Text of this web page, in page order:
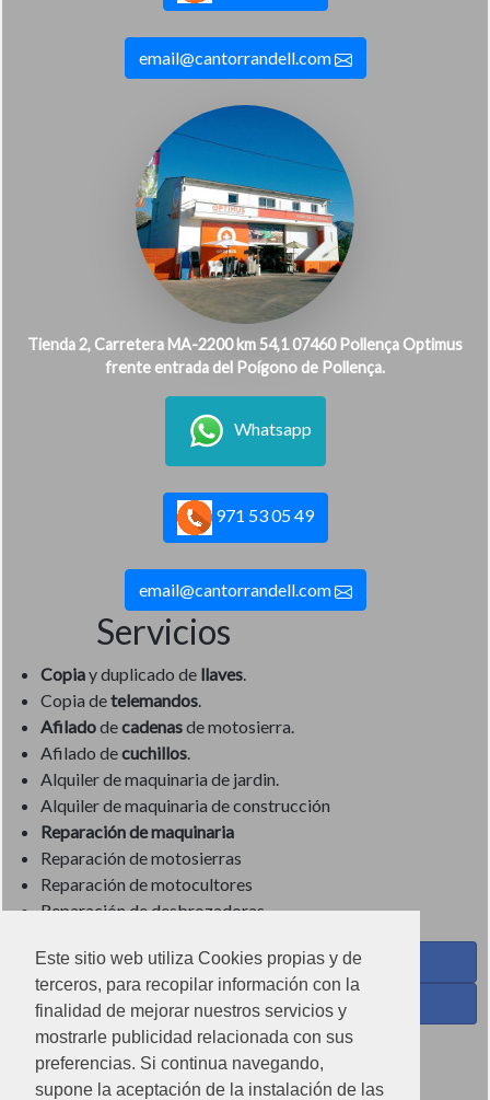
Este sitio web utiliza Cookies propias y de
terceros, para recopilar información con la
finalidad de mejorar nuestros servicios y
mostrarle publicidad relacionada con sus
preferencias. Si continua navegando,
supone la aceptación de la instalación de las
email@cantorrandell.com
Tienda 2, Carretera MA-2200 km 54,1 07460 Pollença Optimus
frente entrada del Poígono de Pollença.
Whatsapp
971 53 05 49
email@cantorrandell.com
Servicios
Copiay duplicado de llaves.
Copia detelemandos.
Afiladodecadenasde motosierra.
Afilado decuchillos.
Alquiler de maquinaria de jardin.
Alquiler de maquinaria de construcción
Reparación de maquinaria
Reparación de motosierras
Reparación de motocultores
Reparación de desbrozadoras
Coses de Cuina - Menaje y hogar en Facebook
Ferreteria Torrandell en Facebook
Coses de Cuina en Instagram
Condiciones de uso